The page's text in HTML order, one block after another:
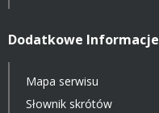
Dodatkowe Informacje
Mapa serwisu
Słownik skrótów